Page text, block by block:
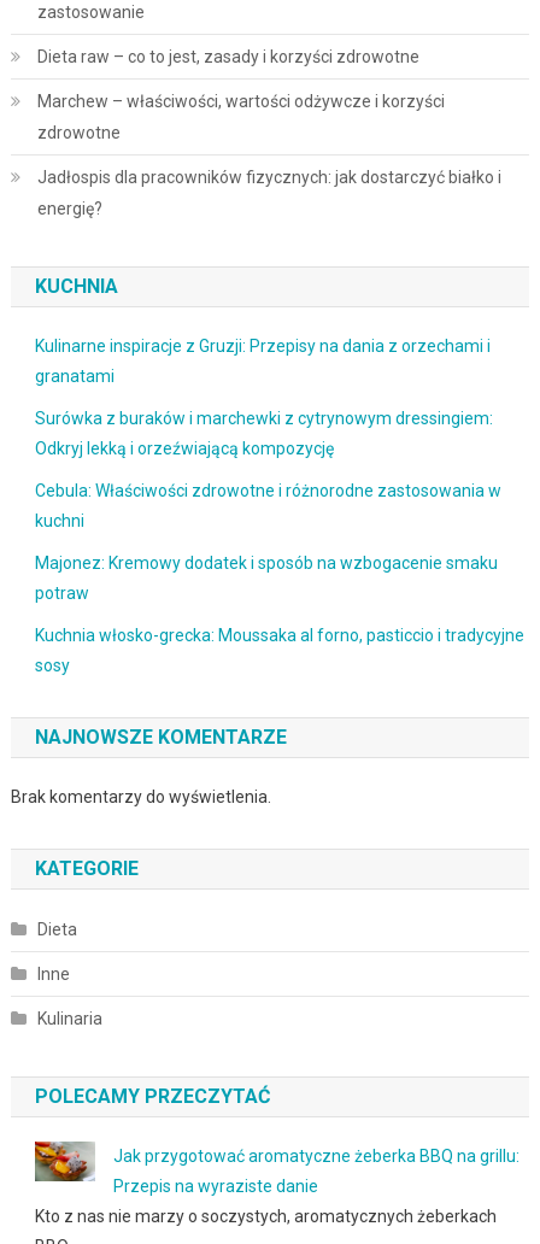
zastosowanie
Dieta raw – co to jest, zasady i korzyści zdrowotne
Marchew – właściwości, wartości odżywcze i korzyści
zdrowotne
Jadłospis dla pracowników fizycznych: jak dostarczyć białko i
energię?
KUCHNIA
Kulinarne inspiracje z Gruzji: Przepisy na dania z orzechami i
granatami
Surówka z buraków i marchewki z cytrynowym dressingiem:
Odkryj lekką i orzeźwiającą kompozycję
Cebula: Właściwości zdrowotne i różnorodne zastosowania w
kuchni
Majonez: Kremowy dodatek i sposób na wzbogacenie smaku
potraw
Kuchnia włosko-grecka: Moussaka al forno, pasticcio i tradycyjne
sosy
NAJNOWSZE KOMENTARZE
Brak komentarzy do wyświetlenia.
KATEGORIE
Dieta
Inne
Kulinaria
POLECAMY PRZECZYTAĆ
Jak przygotować aromatyczne żeberka BBQ na grillu:
Przepis na wyraziste danie
Kto z nas nie marzy o soczystych, aromatycznych żeberkach